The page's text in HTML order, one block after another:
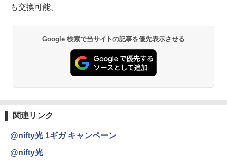
も交換可能。
Google 検索で当サイトの記事を優先表示させる
関連リンク
@nifty光 1ギガ キャンペーン
@nifty光